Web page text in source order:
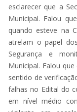
esclarecer que a
Municipal. Falou
quando esteve na
atrelam o papel
Segurança e
Municipal. Falou
sentido de
falhas no Edital do
em nível médio